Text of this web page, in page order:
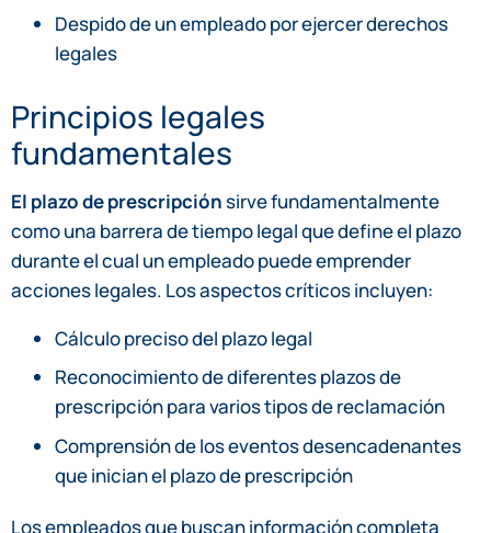
Despido de un empleado por ejercer derechos
legales
Principios legales
fundamentales
El plazo de prescripciónsirve fundamentalmente
como una barrera de tiempo legal que define el plazo
durante el cual un empleado puede emprender
acciones legales. Los aspectos críticos incluyen:
Cálculo preciso del plazo legal
Reconocimiento de diferentes plazos de
prescripción para varios tipos de reclamación
Comprensión de los eventos desencadenantes
que inician el plazo de prescripción
Los empleados que buscan información completa